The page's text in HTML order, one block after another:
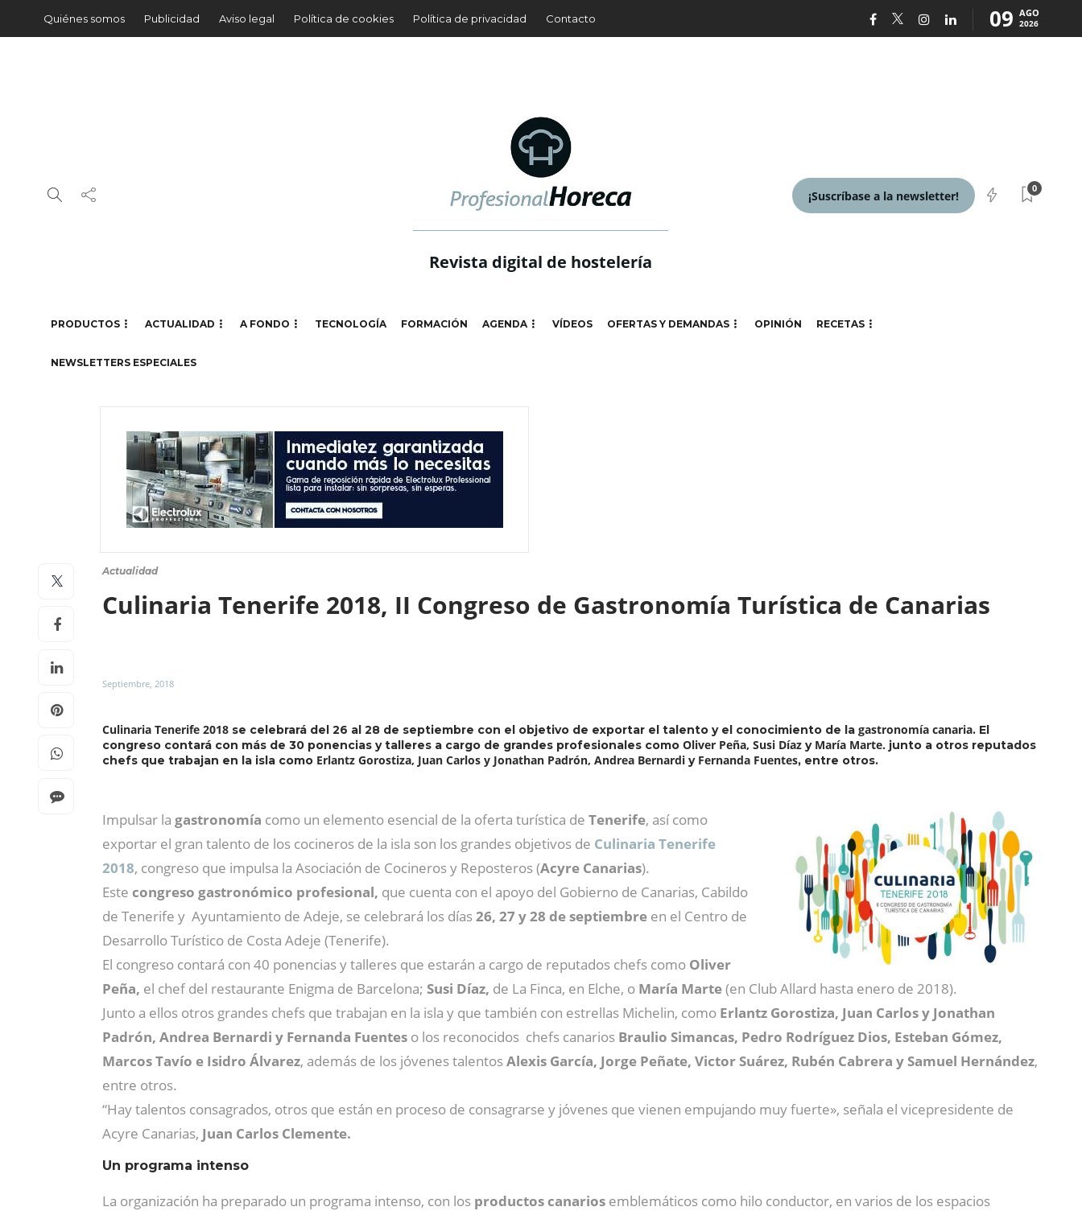
Quiénes somos Publicidad Aviso legal Política de cookies Política de privacidad Contacto 09 AGO
2026
Revista digital de hostelería
¡Suscríbase a la newsletter!
0
PRODUCTOS ACTUALIDAD A FONDO TECNOLOGÍA FORMACIÓN AGENDA VÍDEOS OFERTAS Y DEMANDAS OPINIÓN RECETAS
NEWSLETTERS ESPECIALES
Actualidad
Culinaria Tenerife 2018, II Congreso de Gastronomía Turística de Canarias
Septiembre, 2018
Culinaria Tenerife 2018 se celebrará del 26 al 28 de septiembre con el objetivo de exportar el talento y el conocimiento de la gastronomía canaria. El
congreso contará con más de 30 ponencias y talleres a cargo de grandes profesionales como Oliver Peña, Susi Díaz y María Marte. junto a otros reputados
chefs que trabajan en la isla como Erlantz Gorostiza, Juan Carlos y Jonathan Padrón, Andrea Bernardi y Fernanda Fuentes, entre otros.
Impulsar la gastronomía como un elemento esencial de la oferta turística de Tenerife, así como
exportar el gran talento de los cocineros de la isla son los grandes objetivos de Culinaria Tenerife
2018, congreso que impulsa la Asociación de Cocineros y Reposteros (Acyre Canarias).
Este congreso gastronómico profesional, que cuenta con el apoyo del Gobierno de Canarias, Cabildo
de Tenerife y Ayuntamiento de Adeje, se celebrará los días26, 27 y 28 de septiembre en el Centro de
Desarrollo Turístico de Costa Adeje (Tenerife).
El congreso contará con 40 ponencias y talleres que estarán a cargo de reputados chefs como Oliver
Peña, el chef del restaurante Enigma de Barcelona; Susi Díaz, de La Finca, en Elche, o María Marte(en Club Allard hasta enero de 2018).
Junto a ellos otros grandes chefs que trabajan en la isla y que también con estrellas Michelin, como Erlantz Gorostiza, Juan Carlos y Jonathan
Padrón, Andrea Bernardi y Fernanda Fuentes o los reconocidos chefs canarios Braulio Simancas, Pedro Rodríguez Dios, Esteban Gómez,
Marcos Tavío e Isidro Álvarez, además de los jóvenes talentosAlexis García, Jorge Peñate, Victor Suárez, Rubén Cabrera y Samuel Hernández,
entre otros.
“Hay talentos consagrados, otros que están en proceso de consagrarse y jóvenes que vienen empujando muy fuerte», señala el vicepresidente de
Acyre Canarias, Juan Carlos Clemente.
Un programa intenso
La organización ha preparado un programa intenso, con los productos canarios emblemáticos como hilo conductor, en varios de los espacios